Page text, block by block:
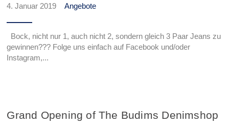
4. Januar 2019 Angebote
Bock, nicht nur 1, auch nicht 2, sondern gleich 3 Paar Jeans zu
gewinnen??? Folge uns einfach auf Facebook und/oder
Instagram,...
Grand Opening of The Budims Denimshop